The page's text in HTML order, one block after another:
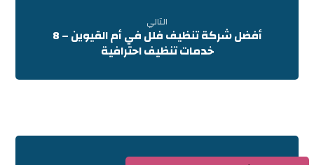
التالي
أفضل شركة تنظيف فلل في أم القيوين – 8
خدمات تنظيف احترافية